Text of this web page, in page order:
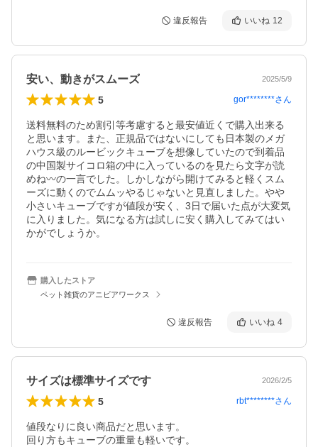
違反報告 いいね 12
安い、動きがスムーズ 2025/5/9
5 gor********さん
送料無料のため割引等考慮すると最安値近くで購入出来る
と思います。また、正規品ではないにしても日本製のメガ
ハウス級のルービックキューブを想像していたので到着品
の中国製サイコロ箱の中に入っているのを見たら文字が読
めね〰︎の一言でした。しかしながら開けてみると軽くスム
ーズに動くのでムムッやるじゃないと見直しました。やや
小さいキューブですが値段が安く、3日で届いた点が大変気
に入りました。気になる方は試しに安く購入してみてはい
かがでしょうか。
購入したストア
ペット雑貨のアニビアワークス
違反報告 いいね 4
サイズは標準サイズです 2026/2/5
5 rbt********さん
値段なりに良い商品だと思います。
回り方もキューブの重量も軽いです。